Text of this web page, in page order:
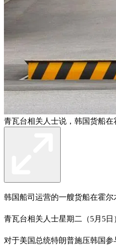
青瓦台相关人士说，韩国货船
韩国船司运营的一艘货船在霍
青瓦台相关人士星期二（5月5
对于美国总统特朗普施压韩国